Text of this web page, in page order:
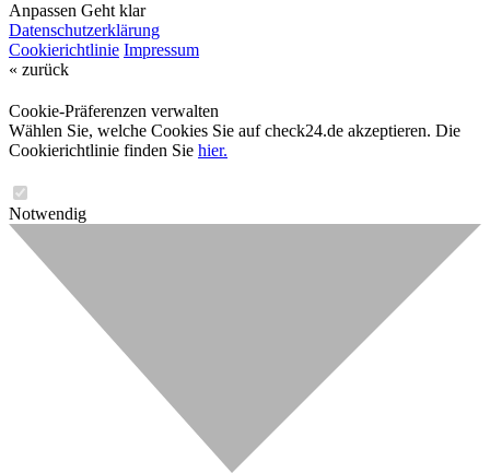
Anpassen Geht klar
Datenschutzerklärung
Cookierichtlinie Impressum
« zurück
Cookie-Präferenzen verwalten
Wählen Sie, welche Cookies Sie auf check24.de akzeptieren. Die
Cookierichtlinie finden Sie hier.
Notwendig